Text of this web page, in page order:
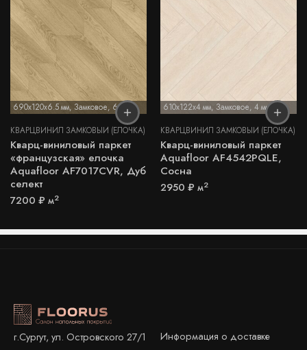
690x120x6.5 мм, Замковое, 6,5 мм
КВАРЦВИНИЛ ЗАМКОВЫЙ (ЁЛОЧКА)
Кварц-виниловый паркет
«французская» елочка
Aquafloor AF7017CVR, Дуб
селект
7200 ₽ м2
610x122x4 мм, Замковое, 4 мм
КВАРЦВИНИЛ ЗАМКОВЫЙ (ЁЛОЧКА)
Кварц-виниловый паркет
Aquafloor AF4542PQLE,
Сосна
2950 ₽ м2
г.Сургут, ул. Островского 27/1
Информация о доставке